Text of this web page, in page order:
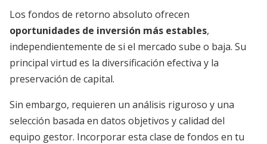
Los fondos de retorno absoluto ofrecen
oportunidades de inversión más estables,
independientemente de si el mercado sube o baja. Su
principal virtud es la diversificación efectiva y la
preservación de capital.
Sin embargo, requieren un análisis riguroso y una
selección basada en datos objetivos y calidad del
equipo gestor. Incorporar esta clase de fondos en tu